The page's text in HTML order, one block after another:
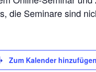
die Seminare sind
Zum Kalender hinzufügen